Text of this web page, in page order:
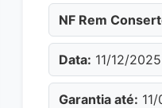
NF Rem
Data: 11/12/2025
Garantia até: